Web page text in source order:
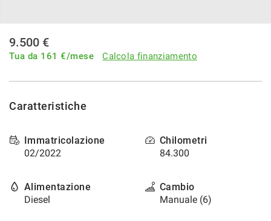
9.500 €
Tua da 161 €/mese Calcola finanziamento
Caratteristiche
Immatricolazione
02/2022
Chilometri
84.300
Alimentazione
Diesel
Cambio
Manuale (6)